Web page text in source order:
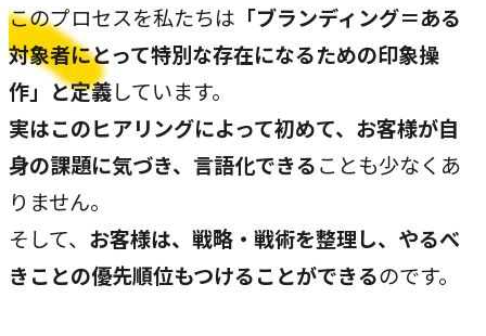
大切にする価値観
行動指針
実践する行動基準
存在意義
→
カルチャー
→
変化を楽しむ組織風土
このプロセスを私たちは 「ブランディング＝ある
対象者にとって特別な存在になるための印象操
作」と定義しています。
実はこのヒアリングによって初めて、お客様が自
身の課題に気づき、言語化できることも少なくあ
りません。
そして、 お客様は、戦略・戦術を整理し、やるべ
きことの優先順位もつけることができるのです。